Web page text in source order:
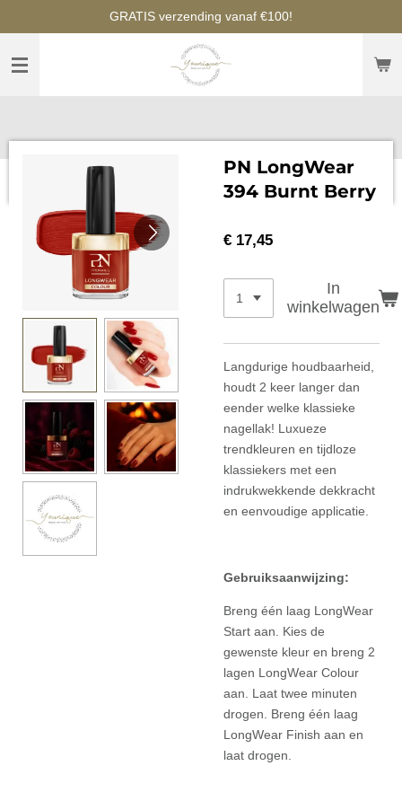
naar
hoofdinhoud
GRATIS verzending vanaf €100!
PN LongWear
394 Burnt Berry
€ 17,45
In
winkelwagen
Langdurige houdbaarheid,
houdt 2 keer langer dan
eender welke klassieke
nagellak! Luxueze
trendkleuren en tijdloze
klassiekers met een
indrukwekkende dekkracht
en eenvoudige applicatie.
Gebruiksaanwijzing:
Breng één laag LongWear
Start aan. Kies de
gewenste kleur en breng 2
lagen LongWear Colour
aan. Laat twee minuten
drogen. Breng één laag
LongWear Finish aan en
laat drogen.